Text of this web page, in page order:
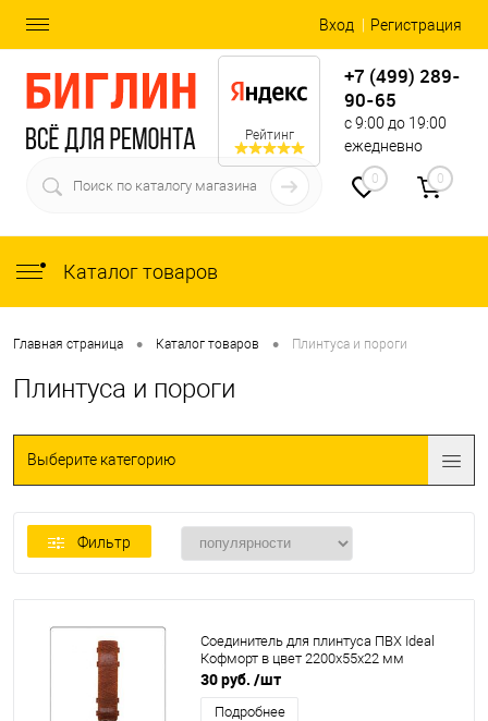
Вход Регистрация
Рейтинг
+7 (499) 289-
90-65
с 9:00 до 19:00
ежедневно
0 0
Каталог товаров
Главная страница • Каталог товаров • Плинтуса и пороги
Плинтуса и пороги
Выберите категорию
Фильтр
Соединитель для плинтуса ПВХ Ideal
Кофморт в цвет 2200x55x22 мм
30 руб. /шт
Подробнее